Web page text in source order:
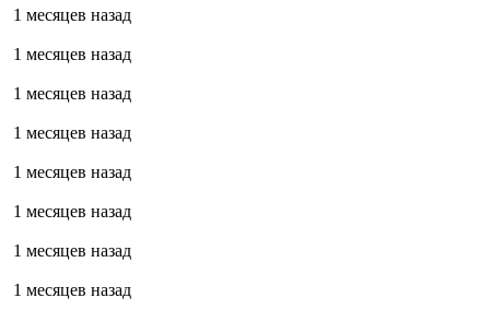
1 месяцев назад
1 месяцев назад
1 месяцев назад
1 месяцев назад
1 месяцев назад
1 месяцев назад
1 месяцев назад
1 месяцев назад